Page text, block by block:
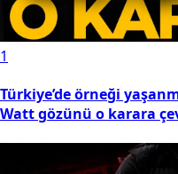
1
Türkiye’de örneği
Watt gözünü o karara